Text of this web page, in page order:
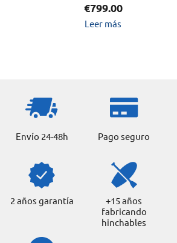
€799.00
Leer más
Envío 24-48h Pago seguro
2 años garantía
+15 años
fabricando
hinchables